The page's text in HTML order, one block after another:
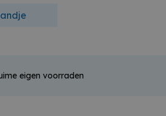
eigen voorraden